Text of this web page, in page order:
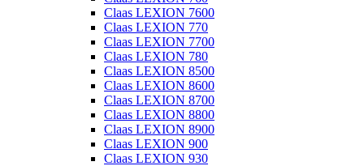
Claas LEXION 7600
Claas LEXION 770
Claas LEXION 7700
Claas LEXION 780
Claas LEXION 8500
Claas LEXION 8600
Claas LEXION 8700
Claas LEXION 8800
Claas LEXION 8900
Claas LEXION 900
Claas LEXION 930